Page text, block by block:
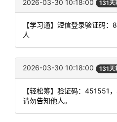
2026-03-30 10:18:00 131天
【学习通】短信登录验证码
人
2026-03-30 10:18:00 131天
【轻松筹】验证码：451551
请勿告知他人。